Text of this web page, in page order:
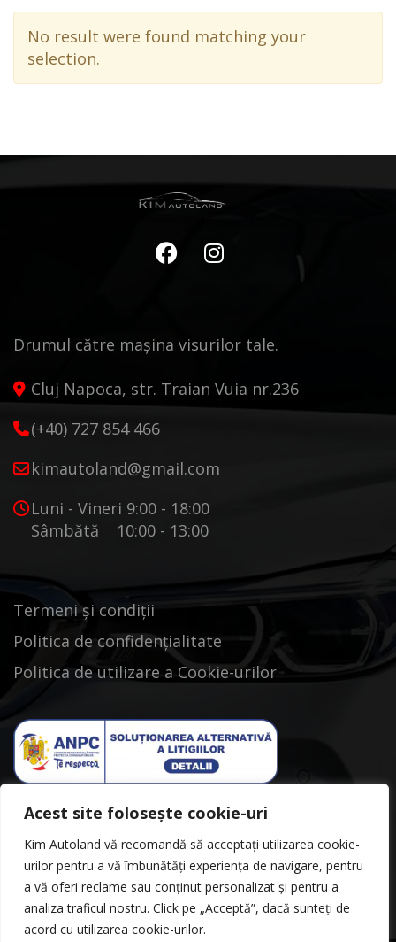
Acest site folosește cookie-uri
Kim Autoland vă recomandă să acceptați utilizarea cookie-
urilor pentru a vă îmbunătăți experiența de navigare, pentru
a vă oferi reclame sau conținut personalizat și pentru a
analiza traficul nostru. Click pe „Acceptă”, dacă sunteți de
acord cu utilizarea cookie-urilor.
No result were found matching your
selection.
Drumul către mașina visurilor tale.
Cluj Napoca, str. Traian Vuia nr.236
(+40) 727 854 466
kimautoland@gmail.com
Luni - Vineri 9:00 - 18:00
Sâmbătă 10:00 - 13:00
Termeni și condiții
Politica de confidențialitate
Politica de utilizare a Cookie-urilor